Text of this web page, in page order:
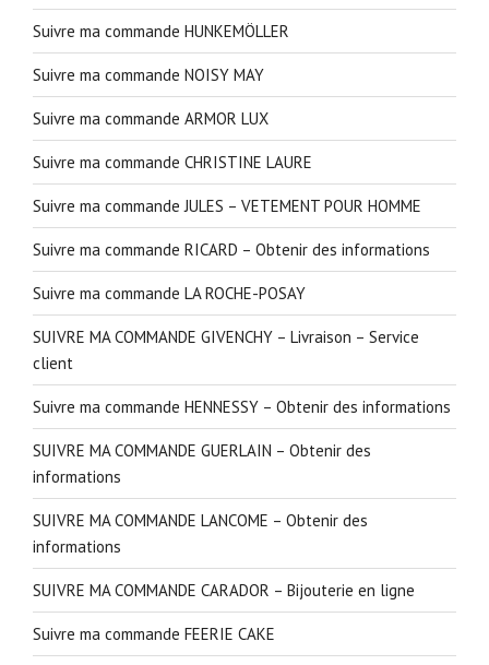
Suivre ma commande HUNKEMÖLLER
Suivre ma commande NOISY MAY
Suivre ma commande ARMOR LUX
Suivre ma commande CHRISTINE LAURE
Suivre ma commande JULES – VETEMENT POUR HOMME
Suivre ma commande RICARD – Obtenir des informations
Suivre ma commande LA ROCHE-POSAY
SUIVRE MA COMMANDE GIVENCHY – Livraison – Service
client
Suivre ma commande HENNESSY – Obtenir des informations
SUIVRE MA COMMANDE GUERLAIN – Obtenir des
informations
SUIVRE MA COMMANDE LANCOME – Obtenir des
informations
SUIVRE MA COMMANDE CARADOR – Bijouterie en ligne
Suivre ma commande FEERIE CAKE